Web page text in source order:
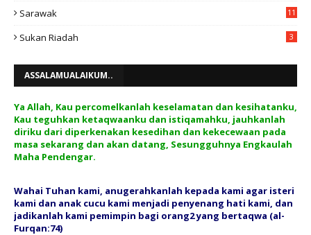
Sarawak 11
Sukan Riadah 3
ASSALAMUALAIKUM..
Ya Allah, Kau percomelkanlah keselamatan dan kesihatanku,
Kau teguhkan ketaqwaanku dan istiqamahku, jauhkanlah
diriku dari diperkenakan kesedihan dan kekecewaan pada
masa sekarang dan akan datang, Sesungguhnya Engkaulah
Maha Pendengar.
Wahai Tuhan kami, anugerahkanlah kepada kami agar isteri
kami dan anak cucu kami menjadi penyenang hati kami, dan
jadikanlah kami pemimpin bagi orang2 yang bertaqwa (al-
Furqan:74)